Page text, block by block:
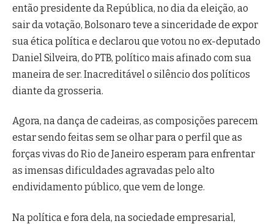
então presidente da República, no dia da eleição, ao
sair da votação, Bolsonaro teve a sinceridade de expor
sua ética política e declarou que votou no ex-deputado
Daniel Silveira, do PTB, político mais afinado com sua
maneira de ser. Inacreditável o silêncio dos políticos
diante da grosseria.
Agora, na dança de cadeiras, as composições parecem
estar sendo feitas sem se olhar para o perfil que as
forças vivas do Rio de Janeiro esperam para enfrentar
as imensas dificuldades agravadas pelo alto
endividamento público, que vem de longe.
Na política e fora dela, na sociedade empresarial,